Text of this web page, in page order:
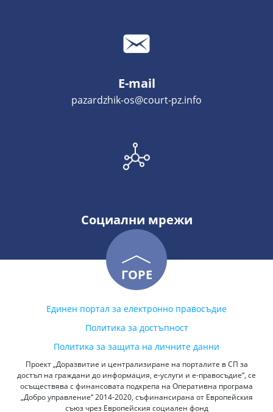
E-mail
pazardzhik-os@court-pz.info
Социални мрежи
ГОРЕ
Единен портал за електронно правосъдие
Политика за достъпност
Политика за защита на личните данни
Проект „Доразвитие и централизиране на порталите в СП за
достъп на граждани до информация, е-услуги и е-правосъдие“, се
осъществява с финансовата подкрепа на Оперативна програма
„Добро управление“ 2014-2020, съфинансирана от Европейския
съюз чрез Европейския социален фонд